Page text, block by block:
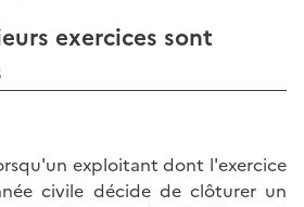
exercices sont
exploitant dont l'exercice
civile décide de clôturer un